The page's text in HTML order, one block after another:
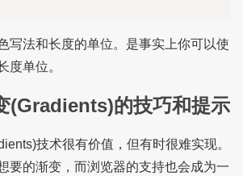
写法和长度的单位。是事实上你可以使
度单位。
(Gradients)的技巧和提示
技术很有价值，但有时很难实现。
要的渐变，而浏览器的支持也会成为一